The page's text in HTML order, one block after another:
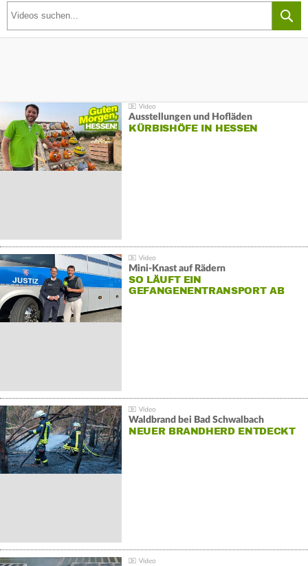
Ausstellungen und Hofläden
KÜRBISHÖFE IN HESSEN
Mini-Knast auf Rädern
SO LÄUFT EIN
GEFANGENENTRANSPORT AB
Waldbrand bei Bad Schwalbach
NEUER BRANDHERD ENTDECKT